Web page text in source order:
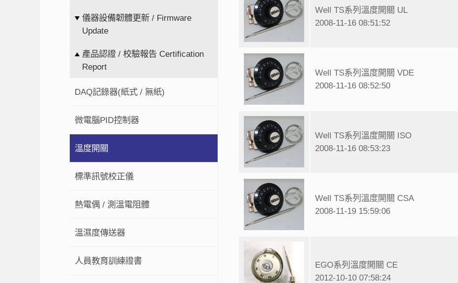
儀器設備韌體更新 / Firmware
Update
產品認證 / 校驗報告 Certification
Report
DAQ記錄器(紙式 / 無紙)
微電腦PID控制器
溫度開關
標準訊號校正儀
熱電偶 / 測溫電阻體
溫濕度傳送器
人員教育訓練證書
Well TS系列溫度開關 UL
2008-11-16 08:51:52
Well TS系列溫度開關 VDE
2008-11-16 08:52:50
Well TS系列溫度開關 ISO
2008-11-16 08:53:23
Well TS系列溫度開關 CSA
2008-11-19 15:59:06
EGO系列溫度開關 CE
2012-10-10 07:58:24